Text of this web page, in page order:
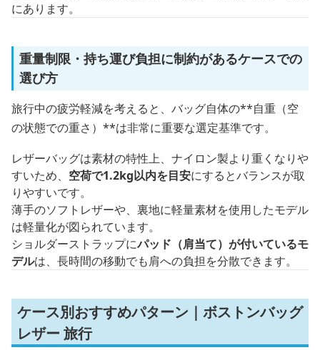
にあります。
重量制限・持ち運び負担に制約があるケースでの
選び方
旅行中の疲労軽減を考えると、バッグ自体の**自重（空
の状態での重さ）**は非常に重要な選定基準です。
レザーバッグは素材の特性上、ナイロン製より重くなりや
すいため、 空荷で1.2kg以内を目安にするとバランスが取
りやすいです。
薄手のソフトレザーや、裏地に軽量素材を使用したモデル
は軽量化が図られています。
ショルダーストラップにパッド（肩当て）が付いているモ
デルは、長時間の移動でも肩への負担を分散できます。
ケース別おすすめパターン｜ボストンバッグ
レザー 旅行